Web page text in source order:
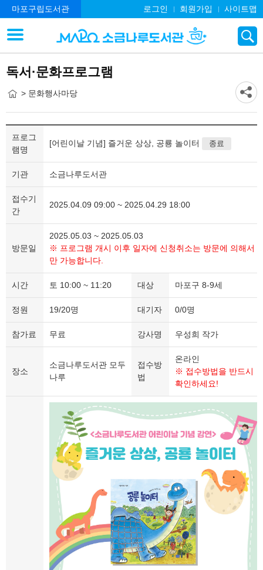
마포구립도서관 로그인 회원가입 사이트맵
독서·문화프로그램
> 문화행사마당
프로그
램명
[어린이날 기념] 즐거운 상상, 공룡 놀이터 종료
기관 소금나루도서관
접수기
간
2025.04.09 09:00 ~ 2025.04.29 18:00
방문일
2025.05.03 ~ 2025.05.03
※ 프로그램 개시 이후 일자에 신청취소는 방문에 의해서
만 가능합니다.
시간 토 10:00 ~ 11:20 대상 마포구 8-9세
정원 19/20명 대기자 0/0명
참가료 무료 강사명 우성희 작가
장소
소금나루도서관 모두
나루
접수방
법
온라인
※ 접수방법을 반드시
확인하세요!